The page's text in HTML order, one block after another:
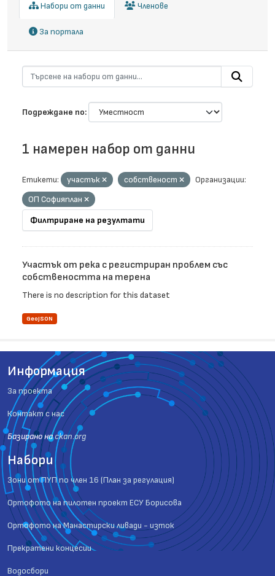
Набори от данни Членове
За портала
Подреждане по
1 намерен набор от данни
Етикети: участък собственост
Организации:
ОП Софияплан
Филтриране на резултати
Участък от река с регистриран проблем със
собствеността на терена
There is no description for this dataset
GeoJSON
Информация
За проекта
Контакт с нас
Базиранo наckan.org
Набори
Зони от ПУП по член 16 (План за регулация)
Ортофото на пилотен проект ЕСУ Борисова
Ортофото на Манастирски ливади - изток
Прекратени концесии
Водосбори